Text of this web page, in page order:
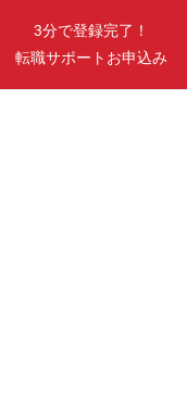
3分で登録完了！
転職サポートお申込み